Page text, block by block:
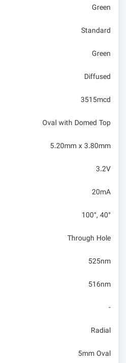
Green
Standard
Green
Diffused
3515mcd
Oval with Domed Top
5.20mm x 3.80mm
3.2V
20mA
100°, 40°
Through Hole
525nm
516nm
-
Radial
5mm Oval